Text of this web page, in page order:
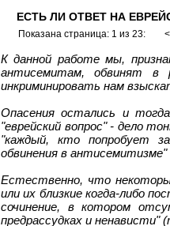
ЕСТЬ ЛИ ОТВЕТ НА
Показана страница: 1 из 23:
К данной работе мы,
антисемитам, обвинят в
инкриминировать нам
Опасения остались и
"еврейский вопрос" - дело
"каждый, кто попробует
обвинения в
Естественно, что
или их близкие когда-либо
сочинение, в котором
предрассудках и ненависти"